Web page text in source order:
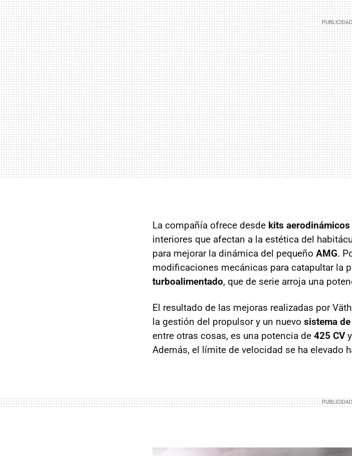
La compañía ofrece desde kits aerodinámicos
interiores que afectan a la estética del
para mejorar la dinámica del pequeño AMG.
modificaciones mecánicas para catapultar la
turboalimentado, que de serie arroja una
El resultado de las mejoras realizadas por
la gestión del propulsor y un nuevo sistema
entre otras cosas, es una potencia de 425 CVy
Además, el límite de velocidad se ha elevado